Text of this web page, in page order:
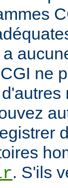
ne
. S'ils